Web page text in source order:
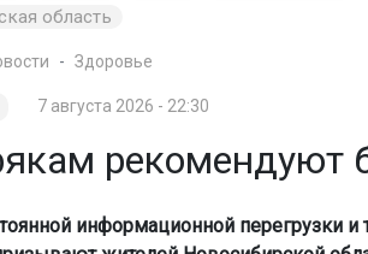
область
Здоровье
7 августа 2026 - 22:30
рекомендуют
информационной перегрузки